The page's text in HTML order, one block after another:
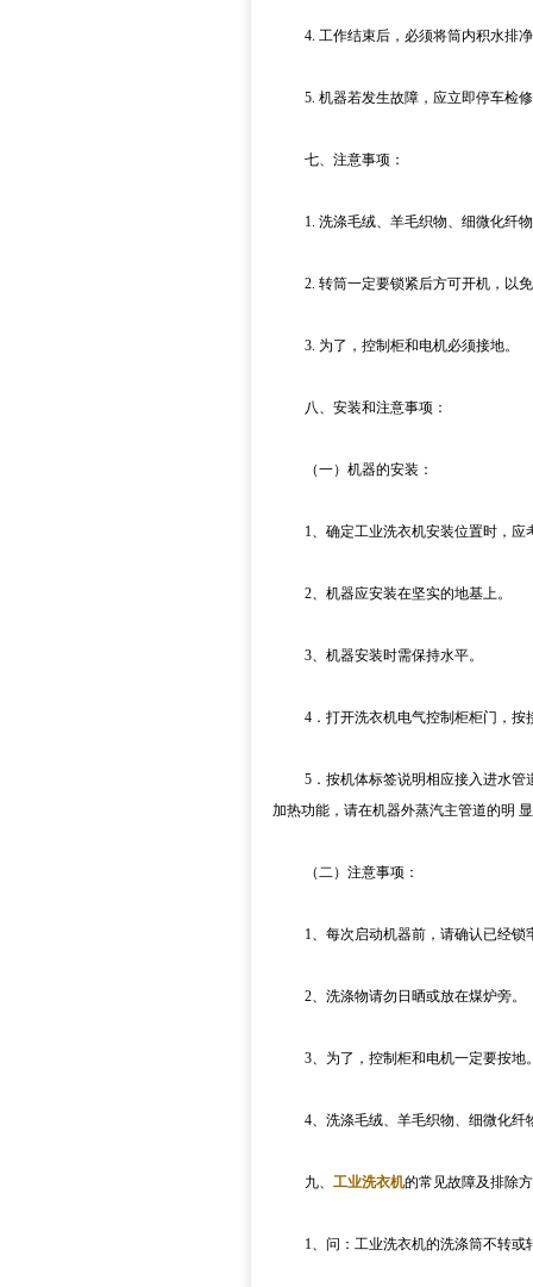
4. 工作结束后，必须将筒内积水排净
5. 机器若发生故障，应立即停车检
七、注意事项：
1. 洗涤毛绒、羊毛织物、细微化纤物
2. 转筒一定要锁紧后方可开机，以免
3. 为了，控制柜和电机必须接地。
八、安装和注意事项：
（一）机器的安装：
1、确定工业洗衣机安装位置时，应
2、机器应安装在坚实的地基上。
3、机器安装时需保持水平。
4．打开洗衣机电气控制柜柜门，按
5．按机体标签说明相应接入进水管道
加热功能，请在机器外蒸汽主管道的明
（二）注意事项：
1、每次启动机器前，请确认已经锁
2、洗涤物请勿日晒或放在煤炉旁。
3、为了，控制柜和电机一定要按地
4、洗涤毛绒、羊毛织物、细微化纤
九、 工业洗衣机的常见故障及排除
1、问：工业洗衣机的洗涤筒不转或